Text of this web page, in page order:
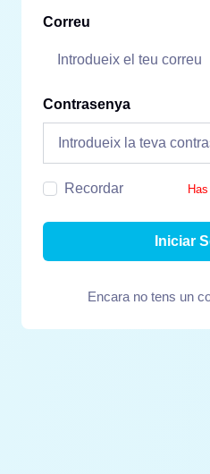
Correu
Contrasenya
Recordar
Iniciar
Encara no tens un